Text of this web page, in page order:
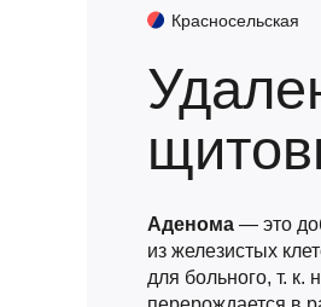
Красносельская
Аденома — это
из железистых
для больного, т. к.